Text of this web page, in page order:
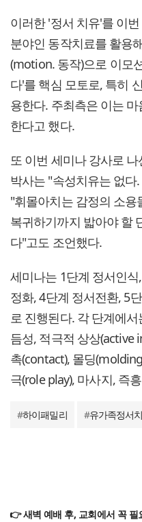
이러한 '정서 치유'를 이
분야인 동작치료를 활용
(motion. 동작)으로 이모
다'를 핵심 모토로, 특히
용한다. 주최측은 이는
한다고 했다.
또 이번 세미나 강사로
박사는 "속성치유는 없
"휘몰아치는 감정의 소
복귀하기까지 밟아야 할
다"고도 조언했다.
세미나는 1단계 정서인
정화, 4단계 정서전환, 5
로 진행된다. 각 단계에
듬성, 적극적 상상(active
촉(contact), 몰딩
극(role play), 마사지, 즉
#하이패밀리 #유가족정서
👉 새벽 예배 후, 교회에서 꼭 필